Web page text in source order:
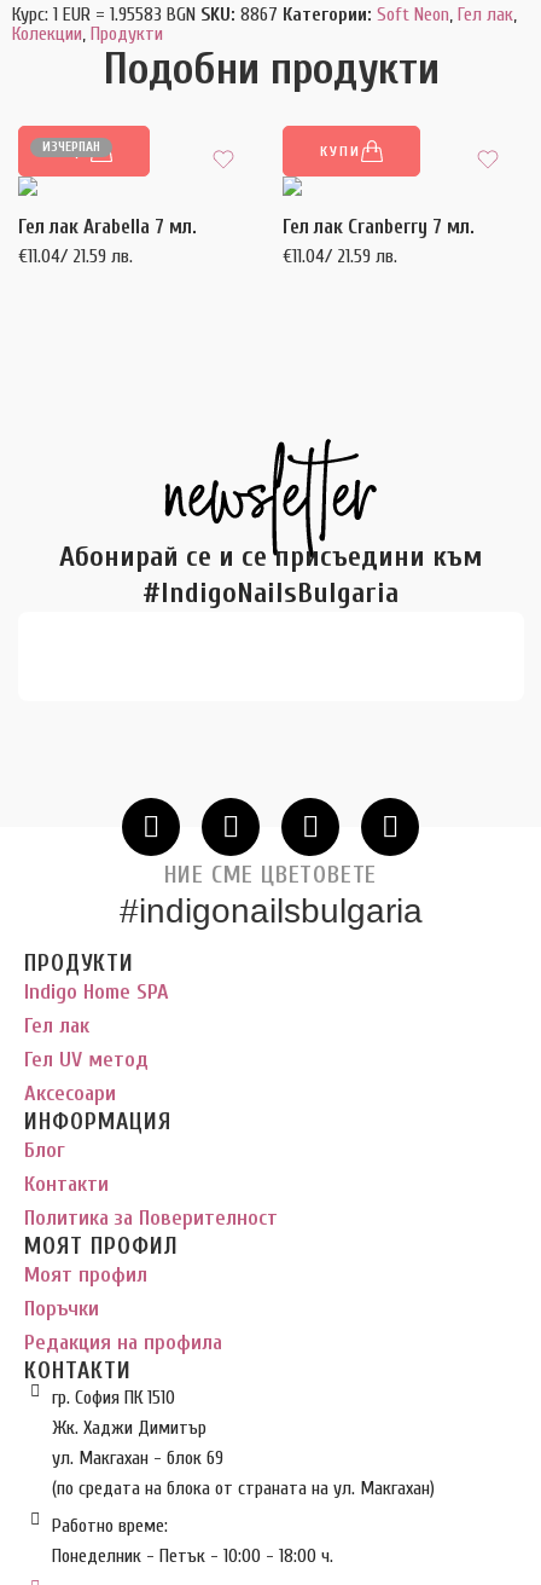
Курс: 1 EUR = 1.95583 BGN SKU: 8867 Категории: Soft Neon Гел лак
Колекции Продукти
Подобни продукти
ИЗЧЕРПАН
ОЩЕ
Гел лак Arabella 7 мл.
€11.04/ 21.59 лв.
КУПИ
Гел лак Cranberry 7 мл.
€11.04/ 21.59 лв.
Абонирай се и се присъедини към
#IndigoNailsBulgaria
НИЕ СМЕ ЦВЕТОВЕТЕ
#indigonailsbulgaria
ПРОДУКТИ
Indigo Home SPA
Гел лак
Гел UV метод
Аксесоари
ИНФОРМАЦИЯ
Блог
Контакти
Политика за Поверителност
МОЯТ ПРОФИЛ
Моят профил
Поръчки
Редакция на профила
КОНТАКТИ
гр. София ПК 1510
Жк. Хаджи Димитър
ул. Макгахан - блок 69
(по средата на блока от страната на ул. Макгахан)
Работно време:
Понеделник - Петък - 10:00 - 18:00 ч.